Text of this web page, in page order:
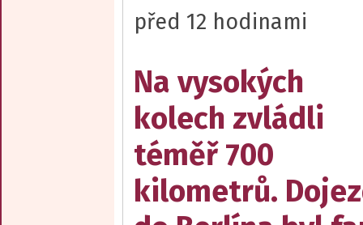
před 12 hodinami
Na vysokých
kolech zvládli
téměř 700
kilometrů.